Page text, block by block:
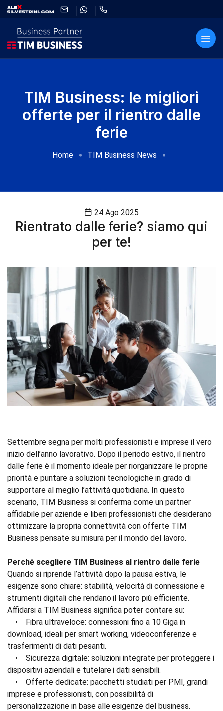
TIM Business: le migliori
offerte per il rientro dalle
ferie
Home TIM Business News
24 Ago 2025
Rientrato dalle ferie? siamo qui
per te!
Settembre segna per molti professionisti e imprese il vero
inizio dell’anno lavorativo. Dopo il periodo estivo, il rientro
dalle ferie è il momento ideale per riorganizzare le proprie
priorità e puntare a soluzioni tecnologiche in grado di
supportare al meglio l’attività quotidiana. In questo
scenario, TIM Business si conferma come un partner
affidabile per aziende e liberi professionisti che desiderano
ottimizzare la propria connettività con offerte TIM
Business pensate su misura per il mondo del lavoro.
Perché scegliere TIM Business al rientro dalle ferie
Quando si riprende l’attività dopo la pausa estiva, le
esigenze sono chiare: stabilità, velocità di connessione e
strumenti digitali che rendano il lavoro più efficiente.
Affidarsi a TIM Business significa poter contare su:
• Fibra ultraveloce: connessioni fino a 10 Giga in
download, ideali per smart working, videoconferenze e
trasferimenti di dati pesanti.
• Sicurezza digitale: soluzioni integrate per proteggere i
dispositivi aziendali e tutelare i dati sensibili.
• Offerte dedicate: pacchetti studiati per PMI, grandi
imprese e professionisti, con possibilità di
personalizzazione in base alle esigenze del business.